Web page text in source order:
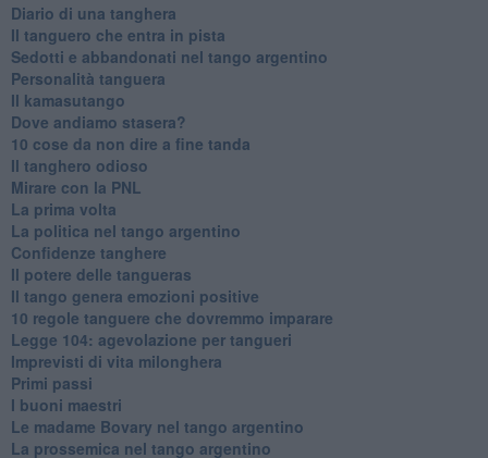
Diario di una tanghera
Il tanguero che entra in pista
Sedotti e abbandonati nel tango argentino
Personalità tanguera
Il kamasutango
Dove andiamo stasera?
10 cose da non dire a fine tanda
Il tanghero odioso
Mirare con la PNL
La prima volta
La politica nel tango argentino
Confidenze tanghere
Il potere delle tangueras
Il tango genera emozioni positive
10 regole tanguere che dovremmo imparare
Legge 104: agevolazione per tangueri
Imprevisti di vita milonghera
Primi passi
I buoni maestri
Le madame Bovary nel tango argentino
La prossemica nel tango argentino